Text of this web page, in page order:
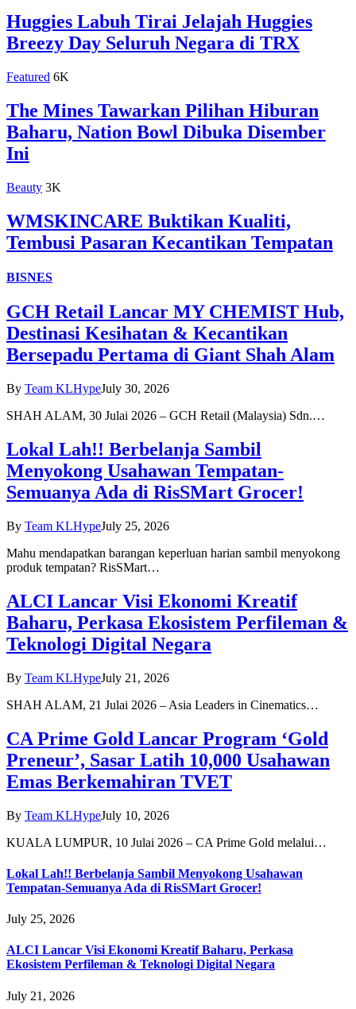
Huggies Labuh Tirai Jelajah Huggies
Breezy Day Seluruh Negara di TRX
Featured 6K
The Mines Tawarkan Pilihan Hiburan
Baharu, Nation Bowl Dibuka Disember
Ini
Beauty 3K
WMSKINCARE Buktikan Kualiti,
Tembusi Pasaran Kecantikan Tempatan
BISNES
GCH Retail Lancar MY CHEMIST Hub,
Destinasi Kesihatan & Kecantikan
Bersepadu Pertama di Giant Shah Alam
By Team KLHypeJuly 30, 2026
SHAH ALAM, 30 Julai 2026 – GCH Retail (Malaysia) Sdn.…
Lokal Lah!! Berbelanja Sambil
Menyokong Usahawan Tempatan-
Semuanya Ada di RisSMart Grocer!
By Team KLHypeJuly 25, 2026
Mahu mendapatkan barangan keperluan harian sambil menyokong
produk tempatan? RisSMart…
ALCI Lancar Visi Ekonomi Kreatif
Baharu, Perkasa Ekosistem Perfileman &
Teknologi Digital Negara
By Team KLHypeJuly 21, 2026
SHAH ALAM, 21 Julai 2026 – Asia Leaders in Cinematics…
CA Prime Gold Lancar Program ‘Gold
Preneur’, Sasar Latih 10,000 Usahawan
Emas Berkemahiran TVET
By Team KLHypeJuly 10, 2026
KUALA LUMPUR, 10 Julai 2026 – CA Prime Gold melalui…
Lokal Lah!! Berbelanja Sambil Menyokong Usahawan
Tempatan-Semuanya Ada di RisSMart Grocer!
July 25, 2026
ALCI Lancar Visi Ekonomi Kreatif Baharu, Perkasa
Ekosistem Perfileman & Teknologi Digital Negara
July 21, 2026